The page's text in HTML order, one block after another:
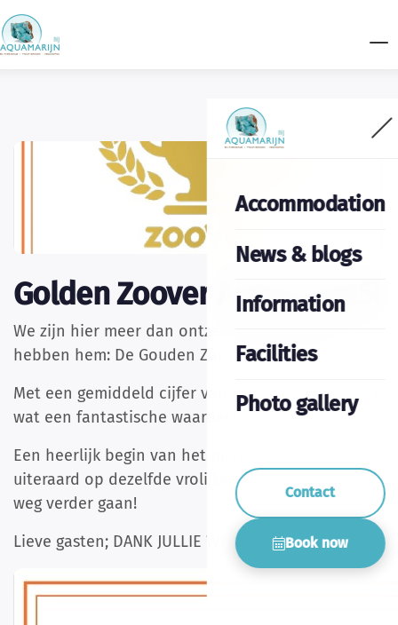
Accommodation
News & blogs
Information
Facilities
Photo gallery
Contact
Book now
Golden Zoover Award 2025!
We zijn hier meer dan ontzettend blij want we
hebben hem: De Gouden Zoover Award 2025!
Met een gemiddeld cijfer van een 9,7. Ongelooflijk
wat een fantastische waardering van onze gasten.
Een heerlijk begin van het nieuwe jaar, waarin we
uiteraard op dezelfde vrolijke en enthousiaste
weg verder gaan!
Lieve gasten; DANK JULLIE WEL!